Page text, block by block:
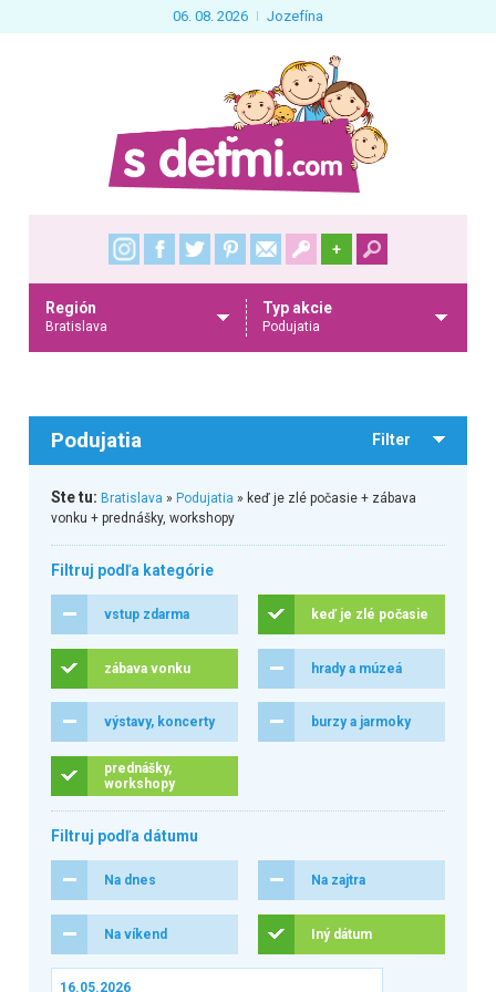
06. 08. 2026 Jozefína
+
Región
Bratislava
Typ akcie
Podujatia
Podujatia Filter
Ste tu: Bratislava » Podujatia » keď je zlé počasie + zábava
vonku + prednášky, workshopy
Filtruj podľa kategórie
vstup zdarma keď je zlé počasie
zábava vonku hrady a múzeá
výstavy, koncerty burzy a jarmoky
prednášky,
workshopy
Filtruj podľa dátumu
Na dnes Na zajtra
Na víkend Iný dátum